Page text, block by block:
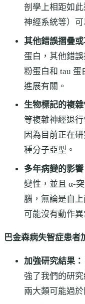
剖學上相距如
神經系統等）可
其他錯誤摺疊
蛋白，其他錯
粉蛋白和 tau 蛋
進展有關。
生物標記的複雜
等複雜神經退
因為目前正在
種分子亞型。
多年病變的影響
變性，並且 α-
腦，無論是自
可能沒有動作
巴金森病失智症患者
加強研究結果：
強了我們的研
兩大類可能過於